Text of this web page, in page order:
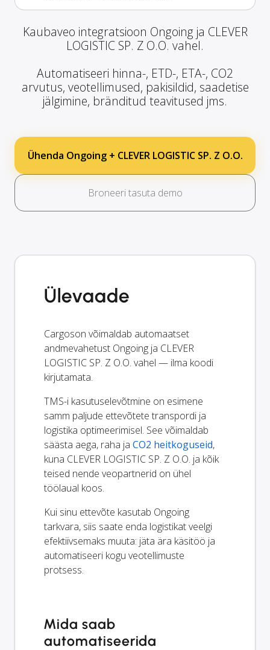
Kaubaveo integratsioon Ongoing ja CLEVER
LOGISTIC SP. Z O.O. vahel.
Automatiseeri hinna-, ETD-, ETA-, CO2
arvutus, veotellimused, pakisildid, saadetise
jälgimine, bränditud teavitused jms.
Ühenda Ongoing + CLEVER LOGISTIC SP. Z O.O.
Broneeri tasuta demo
Ülevaade
Cargoson võimaldab automaatset
andmevahetust Ongoing ja CLEVER
LOGISTIC SP. Z O.O. vahel — ilma koodi
kirjutamata.
TMS-i kasutuselevõtmine on esimene
samm paljude ettevõtete transpordi ja
logistika optimeerimisel. See võimaldab
säästa aega, raha ja CO2 heitkoguseid,
kuna CLEVER LOGISTIC SP. Z O.O. ja kõik
teised nende veopartnerid on ühel
töölaual koos.
Kui sinu ettevõte kasutab Ongoing
tarkvara, siis saate enda logistikat veelgi
efektiivsemaks muuta: jäta ära käsitöö ja
automatiseeri kogu veotellimuste
protsess.
Mida saab
automatiseerida